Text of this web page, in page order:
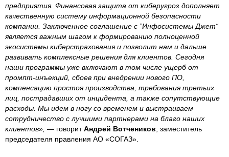
предприятия. Финансовая защита от киберугроз дополняет
качественную систему информационной безопасности
компании. Заключенное соглашение с ”Инфосистемы Джет“
является важным шагом к формированию полноценной
экосистемы киберстрахования и позволит нам и дальше
развивать комплексные решения для клиентов. Сегодня
наши программы уже включают в том числе ущерб от
промпт-инъекций, сбоев при внедрении нового ПО,
компенсацию простоя производства, требования третьих
лиц, пострадавших от инцидента, а также сопутствующие
расходы. Мы идем в ногу со временем и выстраиваем
сотрудничество с лучшими партнерами на благо наших
клиентов», — говоритАндрей Вотчеников , заместитель
председателя правления АО «СОГАЗ».